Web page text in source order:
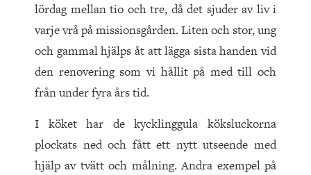
lördag mellan tio och tre, då det sjuder av liv i
varje vrå på missionsgården. Liten och stor, ung
och gammal hjälps åt att lägga sista handen vid
den renovering som vi hållit på med till och
från under fyra års tid.
I köket har de kycklinggula köksluckorna
plockats ned och fått ett nytt utseende med
hjälp av tvätt och målning. Andra exempel på